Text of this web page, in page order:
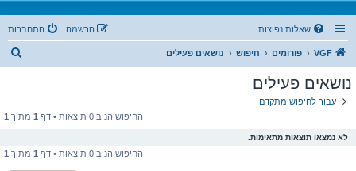
שאלות נפוצות התחברות הרשמה
VGF פורומים חיפוש נושאים פעילים
נושאים פעילים
עבור לחיפוש מתקדם
החיפוש הניב 0 תוצאות • דף
1 מתוך 1
לא נמצאו תוצאות מתאימות.
החיפוש הניב 0 תוצאות • דף 1 מתוך 1